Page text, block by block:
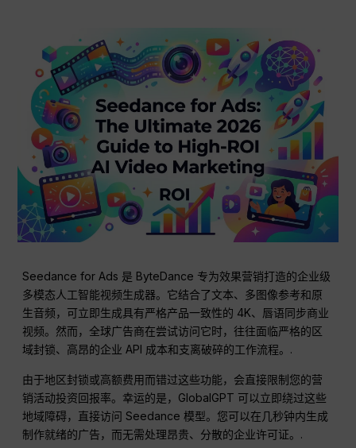
Seedance for Ads 是 ByteDance 专为效果营销打造的企业级
多模态人工智能视频生成器。它结合了文本、多图像参考和原
生音频，可立即生成具有严格产品一致性的 4K、唇语同步商业
视频。然而，全球广告商在尝试访问它时，往往面临严格的区
域封锁、高昂的企业 API 成本和支离破碎的工作流程。.
由于地区封锁或高额费用而错过这些功能，会直接限制您的营
销活动投资回报率。幸运的是，GlobalGPT 可以立即绕过这些
地域障碍，直接访问 Seedance 模型。您可以在几秒钟内生成
制作就绪的广告，而无需处理昂贵、分散的企业许可证。.